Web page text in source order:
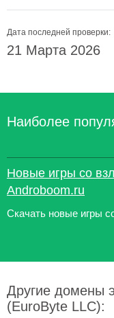
Дата последней проверки:
21 Марта 2026
Наиболее
Новые игры со
Androboom.ru
Скачать новые игры
Другие домены
(EuroByte LLC):